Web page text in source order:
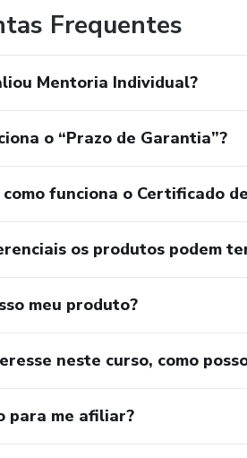
Frequentes
Mentoria Individual?
o “Prazo de Garantia”?
como funciona o Certificado
os produtos podem
meu produto?
neste curso, como
para me afiliar?